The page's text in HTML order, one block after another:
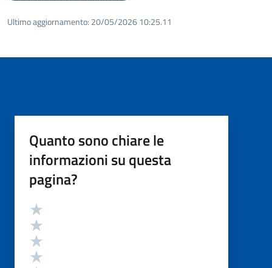
Ultimo aggiornamento: 20/05/2026 10:25.11
Quanto sono chiare le
informazioni su questa
pagina?
Valutazione